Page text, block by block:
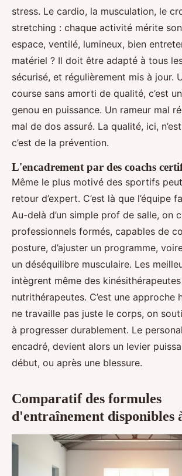
stress. Le cardio, la musculation, le
stretching : chaque activité mérite
espace, ventilé, lumineux, bien
matériel ? Il doit être adapté à tous
sécurisé, et régulièrement mis à jour.
course sans amorti de qualité, c’est
genou en puissance. Un rameur mal
mal de dos assuré. La qualité, ici,
c’est de la prévention.
L'encadrement par des coachs
Même le plus motivé des sportifs
retour d’expert. C’est là que l’équipe
Au-delà d’un simple prof de salle, on
professionnels formés, capables de
posture, d’ajuster un programme,
un déséquilibre musculaire. Les
intègrent même des
nutrithérapeutes. C’est une approche
ne travaille pas juste le corps, on
à progresser durablement. Le
encadré, devient alors un levier
début, ou après une blessure.
Comparatif des formules
d'entraînement disponibles